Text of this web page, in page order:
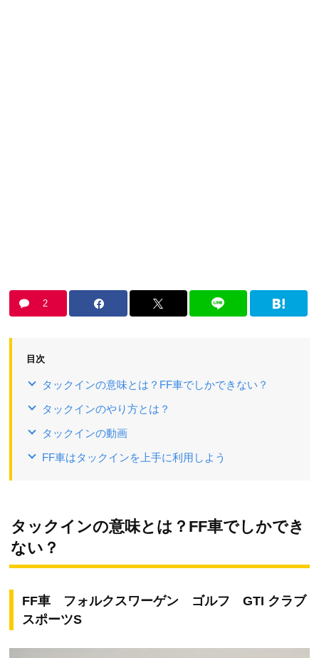
2
目次
タックインの意味とは？FF車でしかできない？
タックインのやり方とは？
タックインの動画
FF車はタックインを上手に利用しよう
タックインの意味とは？FF車でしかでき
ない？
FF車 フォルクスワーゲン ゴルフ GTI クラブ
スポーツS